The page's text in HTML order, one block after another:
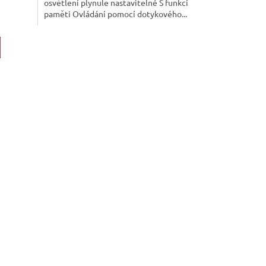
osvětlení plynule nastavitelné S funkcí
paměti Ovládání pomocí dotykového...